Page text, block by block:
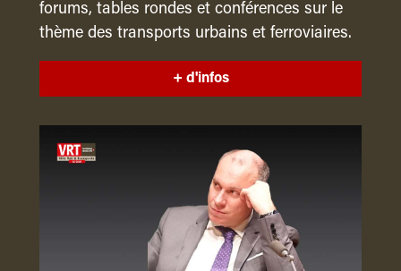
forums, tables rondes et conférences sur le
thème des transports urbains et ferroviaires.
+ d'infos